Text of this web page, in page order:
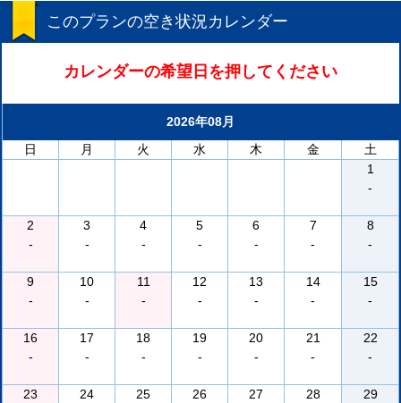
このプランの空き状況カレンダー
カレンダーの希望日を押してください
2026年08月
日
月 火 水 木 金
土
1
-
2
-
3
-
4
-
5
-
6
-
7
-
8
-
9
-
10
-
11
-
12
-
13
-
14
-
15
-
16
-
17
-
18
-
19
-
20
-
21
-
22
-
23
24
25
26
27
28
29